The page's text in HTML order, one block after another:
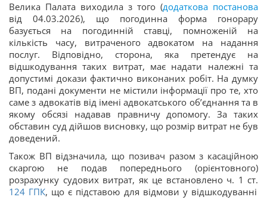
Велика Палата виходила з того (додаткова постанова
від 04.03.2026), що погодинна форма гонорару
базується на погодинній ставці, помноженій на
кількість часу, витраченого адвокатом на надання
послуг. Відповідно, сторона, яка претендує на
відшкодування таких витрат, має надати належні та
допустимі докази фактично виконаних робіт. На думку
ВП, подані документи не містили інформації про те, хто
саме з адвокатів від імені адвокатського об’єднання та в
якому обсязі надавав правничу допомогу. За таких
обставин суд дійшов висновку, що розмір витрат не був
доведений.
Також ВП відзначила, що позивач разом з касаційною
скаргою не подав попереднього (орієнтовного)
розрахунку судових витрат, як це встановлено ч. 1 ст.
124 ГПК, що є підставою для відмови у відшкодуванні